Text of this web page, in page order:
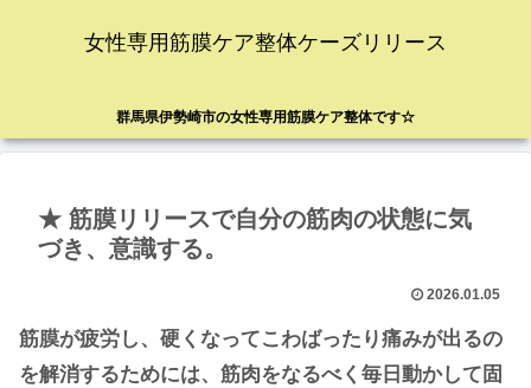
女性専用筋膜ケア整体ケーズリリース
群馬県伊勢崎市の女性専用筋膜ケア整体です☆
★ 筋膜リリースで自分の筋肉の状態に気
づき、意識する。
2026.01.05
筋膜が疲労し、硬くなってこわばったり痛みが出るの
を解消するためには、筋肉をなるべく毎日動かして固